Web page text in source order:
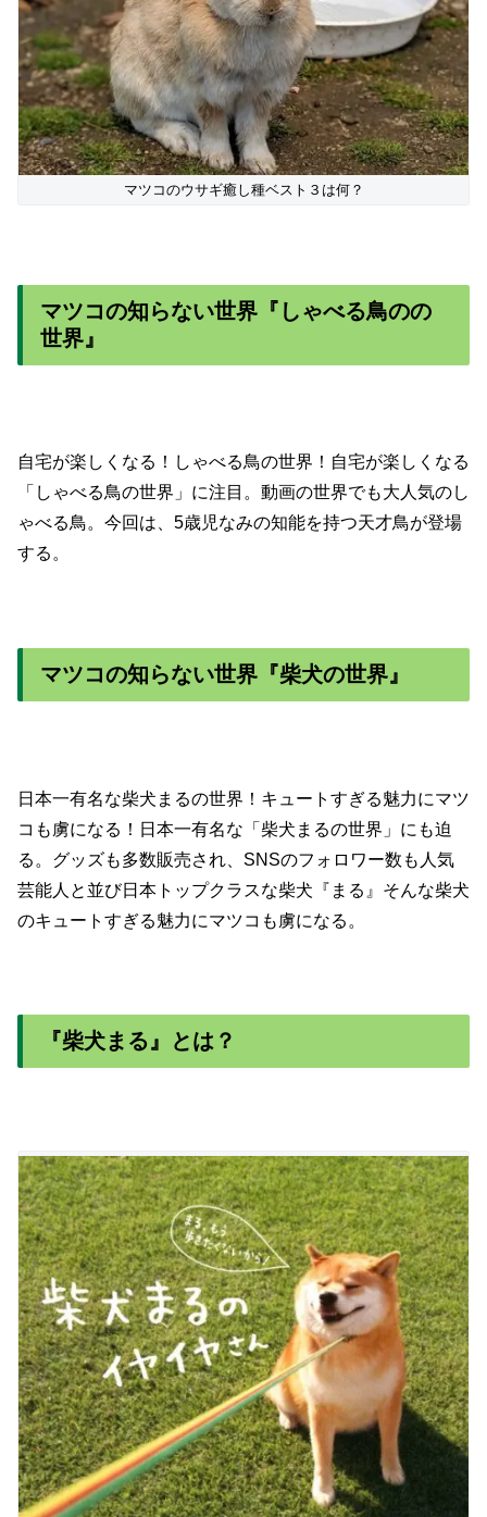
マツコのウサギ癒し種ベスト３は何？
マツコの知らない世界『しゃべる鳥のの
世界』
自宅が楽しくなる！しゃべる鳥の世界！自宅が楽しくなる
「しゃべる鳥の世界」に注目。動画の世界でも大人気のし
ゃべる鳥。今回は、5歳児なみの知能を持つ天才鳥が登場
する。
マツコの知らない世界『柴犬の世界』
日本一有名な柴犬まるの世界！キュートすぎる魅力にマツ
コも虜になる！日本一有名な「柴犬まるの世界」にも迫
る。グッズも多数販売され、SNSのフォロワー数も人気
芸能人と並び日本トップクラスな柴犬『まる』そんな柴犬
のキュートすぎる魅力にマツコも虜になる。
『柴犬まる』とは？